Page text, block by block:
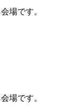
場です。
場です。